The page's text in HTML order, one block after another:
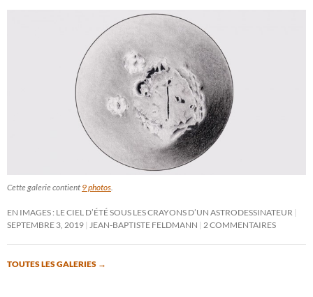
Cette galerie contient 9 photos.
EN IMAGES : LE CIEL D’ÉTÉ SOUS LES CRAYONS D’UN ASTRODESSINATEUR
SEPTEMBRE 3, 2019 JEAN-BAPTISTE FELDMANN 2 COMMENTAIRES
TOUTES LES GALERIES →